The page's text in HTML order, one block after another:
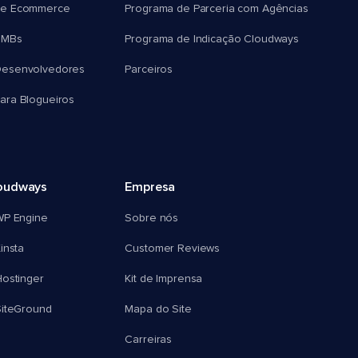
Ecommerce
Blogueiros
Programa de Parceria com Agências
Programa de Indicação Cloudways
Parceiros
Engine
Empresa
Sobre nós
Customer Reviews
Kit de Imprensa
Mapa do Site
Carreiras